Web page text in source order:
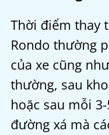
Thời điểm thay
Rondo thường
của xe cũng
thường, sau
hoặc sau mỗi
đường xá mà